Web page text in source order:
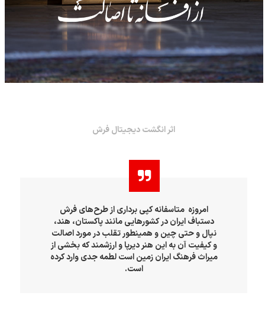
اثر انگشت دیجیتال فرش
امروزه متاسفانه کپی برداری از طرح‌های فرش
دستباف ایران در کشورهایی مانند پاکستان، هند،
نپال و حتی چین و همینطور تقلب در مورد اصالت
و کیفیت آن به این هنر دیرپا و ارزشمند که بخشی از
میراث فرهنگ ایران زمین است لطمه جدی وارد کرده
است.